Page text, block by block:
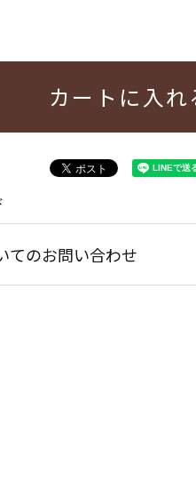
カートに入れ
てのお問い合わせ